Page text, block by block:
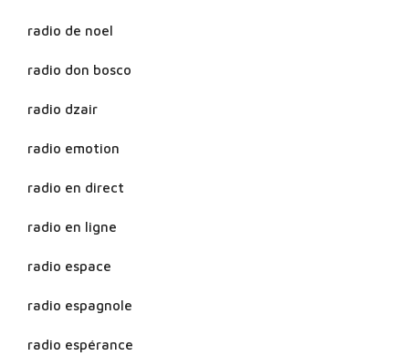
radio de noel
radio don bosco
radio dzair
radio emotion
radio en direct
radio en ligne
radio espace
radio espagnole
radio espérance